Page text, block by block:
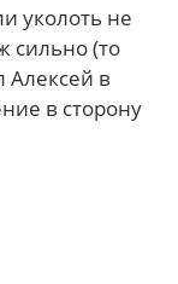
уколоть не
сильно (то
Алексей в
в сторону